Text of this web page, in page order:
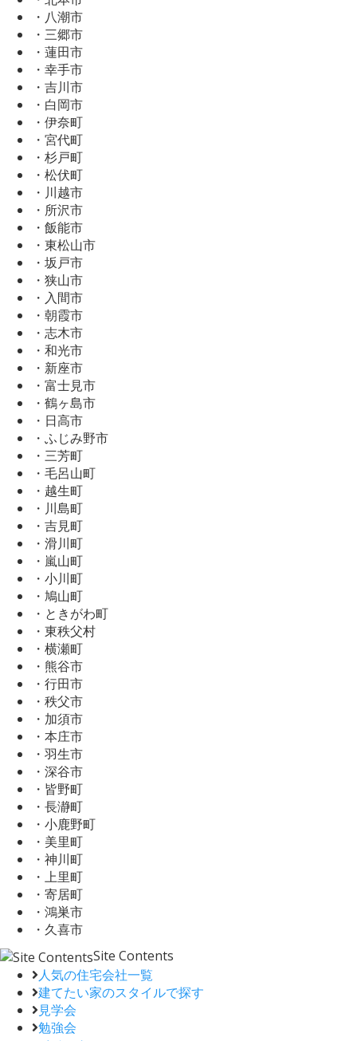
・八潮市
・三郷市
・蓮田市
・幸手市
・吉川市
・白岡市
・伊奈町
・宮代町
・杉戸町
・松伏町
・川越市
・所沢市
・飯能市
・東松山市
・坂戸市
・狭山市
・入間市
・朝霞市
・志木市
・和光市
・新座市
・富士見市
・鶴ヶ島市
・日高市
・ふじみ野市
・三芳町
・毛呂山町
・越生町
・川島町
・吉見町
・滑川町
・嵐山町
・小川町
・鳩山町
・ときがわ町
・東秩父村
・横瀬町
・熊谷市
・行田市
・秩父市
・加須市
・本庄市
・羽生市
・深谷市
・皆野町
・長瀞町
・小鹿野町
・美里町
・神川町
・上里町
・寄居町
・鴻巣市
・久喜市
Site Contents
人気の住宅会社一覧
建てたい家のスタイルで探す
見学会
勉強会